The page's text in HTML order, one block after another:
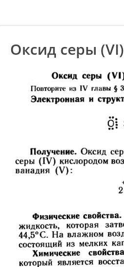
Оксид серы (VI)